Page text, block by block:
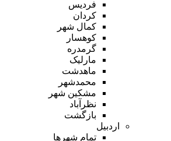
فردیس
کردان
کمال شهر
کوهسار
گرمدره
مارلیک
ماهدشت
محمدشهر
مشکین شهر
نظرآباد
بازگشت
اردبیل
تمام شهر‌ها